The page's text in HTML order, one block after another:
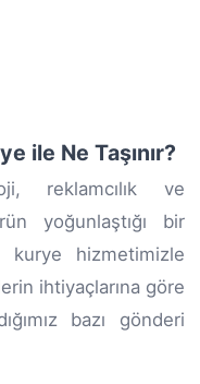
ile Ne Taşınır?
reklamcılık ve
yoğunlaştığı bir
kurye hizmetimizle
ihtiyaçlarına göre
bazı gönderi